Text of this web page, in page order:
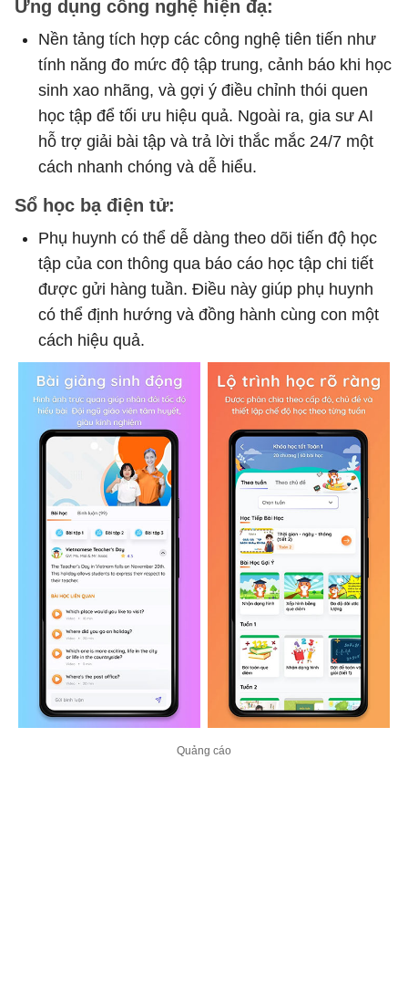
Ứng dụng công nghệ hiện đạ:
Nền tảng tích hợp các công nghệ tiên tiến như
tính năng đo mức độ tập trung, cảnh báo khi học
sinh xao nhãng, và gợi ý điều chỉnh thói quen
học tập để tối ưu hiệu quả. Ngoài ra, gia sư AI
hỗ trợ giải bài tập và trả lời thắc mắc 24/7 một
cách nhanh chóng và dễ hiểu.
Sổ học bạ điện tử:
Phụ huynh có thể dễ dàng theo dõi tiến độ học
tập của con thông qua báo cáo học tập chi tiết
được gửi hàng tuần. Điều này giúp phụ huynh
có thể định hướng và đồng hành cùng con một
cách hiệu quả.